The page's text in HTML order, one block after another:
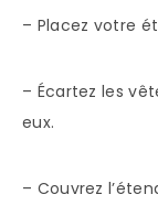
– Placez votre
– Écartez les
eux.
– Couvrez